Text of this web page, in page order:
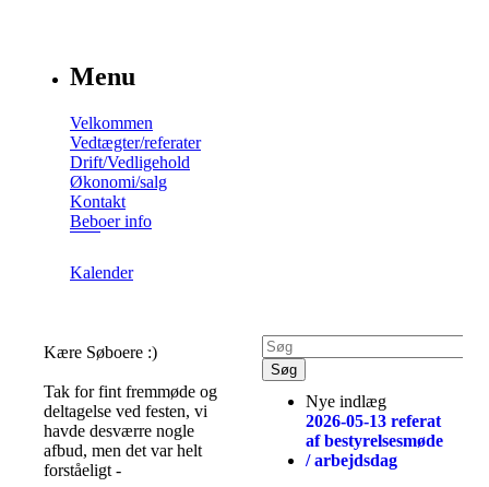
Menu
Velkommen
Vedtægter/referater
Drift/Vedligehold
Økonomi/salg
Kontakt
Beboer info
Kalender
Kære Søboere :)
Tak for fint fremmøde og
deltagelse ved festen, vi
havde desværre nogle
afbud, men det var helt
forståeligt -
Nye indlæg
2026-05-13 referat
af bestyrelsesmøde
/ arbejdsdag